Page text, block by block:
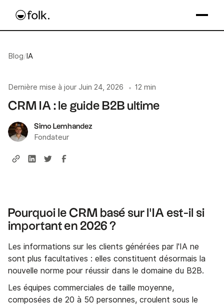
Blog/IA
Dernière mise à jour Juin 24, 2026 • 12 min
CRM IA : le guide B2B ultime
Simo Lemhandez
Fondateur
Pourquoi le CRM basé sur l'IA est-il si
important en 2026 ?
Les informations sur les clients générées par l'IA ne
sont plus facultatives : elles constituent désormais la
nouvelle norme pour réussir dans le domaine du B2B.
Les équipes commerciales de taille moyenne,
composées de 20 à 50 personnes, croulent sous le